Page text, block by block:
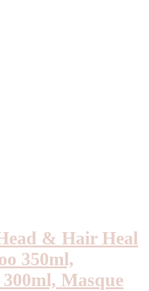
& Hair Heal
350ml,
Masque